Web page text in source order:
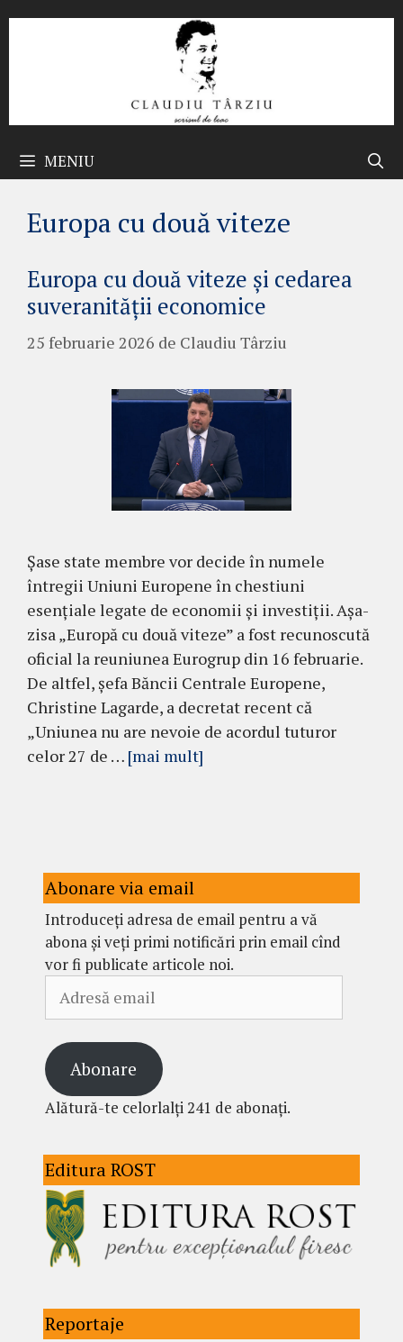
MENIU
Europa cu două viteze
Europa cu două viteze și cedarea
suveranității economice
25 februarie 2026 de Claudiu Târziu
Șase state membre vor decide în numele
întregii Uniuni Europene în chestiuni
esențiale legate de economii și investiții. Așa-
zisa „Europă cu două viteze” a fost recunoscută
oficial la reuniunea Eurogrup din 16 februarie.
De altfel, șefa Băncii Centrale Europene,
Christine Lagarde, a decretat recent că
„Uniunea nu are nevoie de acordul tuturor
celor 27 de … [mai mult]
Abonare via email
Introduceți adresa de email pentru a vă
abona și veți primi notificări prin email cînd
vor fi publicate articole noi.
email
Abonare
Alătură-te celorlalți 241 de abonați.
Editura ROST
Reportaje